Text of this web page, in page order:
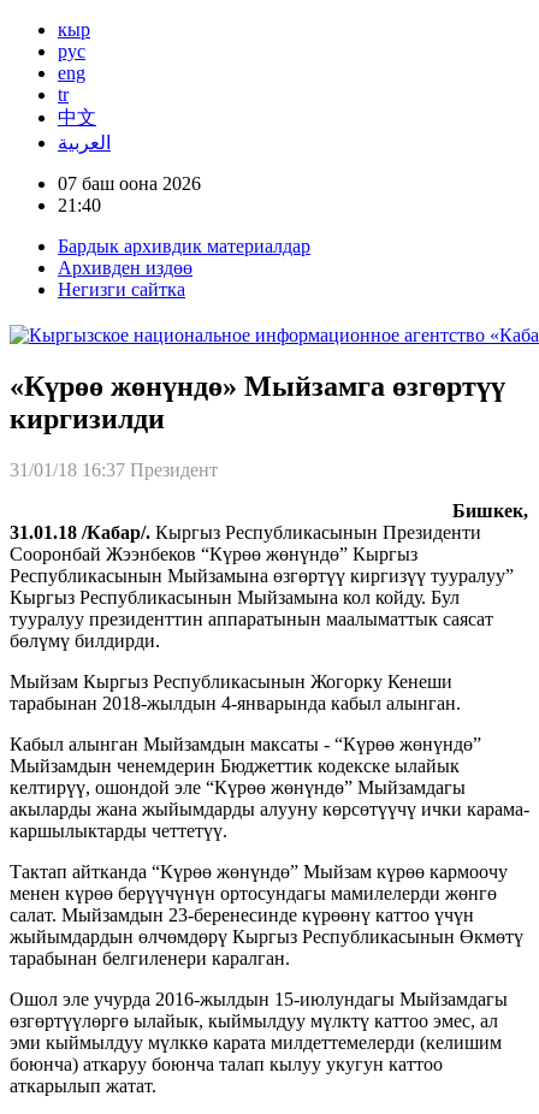
кыр
рус
eng
tr
中文
العربية
07 баш оона 2026
21:40
Бардык архивдик материалдар
Архивден издөө
Негизги сайтка
«Күрөө жөнүндө» Мыйзамга өзгөртүү
киргизилди
31/01/18 16:37 Президент
Бишкек,
31.01.18 /Кабар/. Кыргыз Республикасынын Президенти
Сооронбай Жээнбеков “Күрөө жөнүндө” Кыргыз
Республикасынын Мыйзамына өзгөртүү киргизүү тууралуу”
Кыргыз Республикасынын Мыйзамына кол койду. Бул
тууралуу президенттин аппаратынын маалыматтык саясат
бөлүмү билдирди.
Мыйзам Кыргыз Республикасынын Жогорку Кенеши
тарабынан 2018-жылдын 4-январында кабыл алынган.
Кабыл алынган Мыйзамдын максаты - “Күрөө жөнүндө”
Мыйзамдын ченемдерин Бюджеттик кодекске ылайык
келтирүү, ошондой эле “Күрөө жөнүндө” Мыйзамдагы
акыларды жана жыйымдарды алууну көрсөтүүчү ички карама-
каршылыктарды четтетүү.
Тактап айтканда “Күрөө жөнүндө” Мыйзам күрөө кармоочу
менен күрөө берүүчүнүн ортосундагы мамилелерди жөнгө
салат. Мыйзамдын 23-беренесинде күрөөнү каттоо үчүн
жыйымдардын өлчөмдөрү Кыргыз Республикасынын Өкмөтү
тарабынан белгиленери каралган.
Ошол эле учурда 2016-жылдын 15-июлундагы Мыйзамдагы
өзгөртүүлөргө ылайык, кыймылдуу мүлктү каттоо эмес, ал
эми кыймылдуу мүлккө карата милдеттемелерди (келишим
боюнча) аткаруу боюнча талап кылуу укугун каттоо
аткарылып жатат.